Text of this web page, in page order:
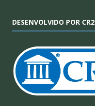
DESENVOLVIDO POR CR2